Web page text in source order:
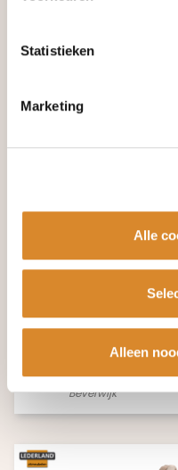
Statistieken
Marketing
Alle
Alleen
€ 3.995,-
€ 495,-
Beverwijk